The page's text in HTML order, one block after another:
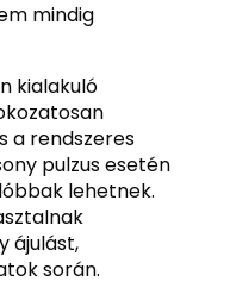
mindig
kialakuló
a rendszeres
pulzus esetén
lehetnek.
ájulást,
során.